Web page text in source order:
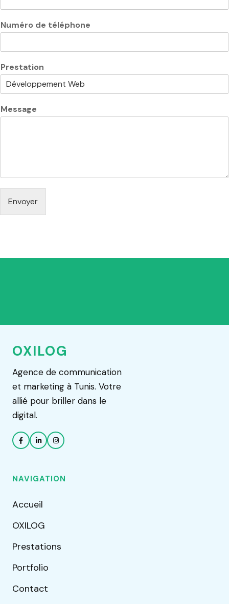
e
s
g
N
m
r
o
Numéro de téléphone
Prestation
Message
Envoyer
OXILOG
Agence de communication
et marketing à Tunis. Votre
allié pour briller dans le
digital.
NAVIGATION
Accueil
OXILOG
Prestations
Portfolio
Contact